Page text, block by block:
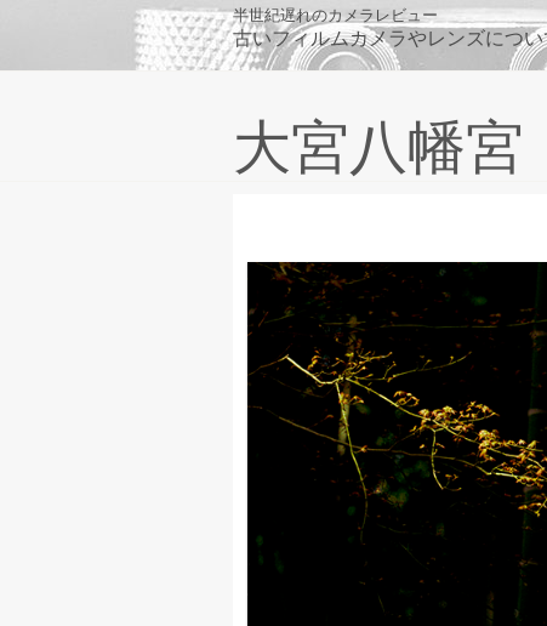
content
半世紀遅れのカメラレビュー
古いフィルムカメラやレンズにつ
大宮八幡宮